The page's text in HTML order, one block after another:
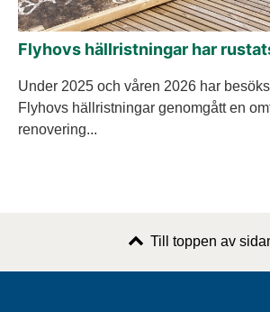
Flyhovs hällristningar har
Under 2025 och våren 2026 har
Flyhovs hällristningar genomgått en
renovering...
Till toppen av